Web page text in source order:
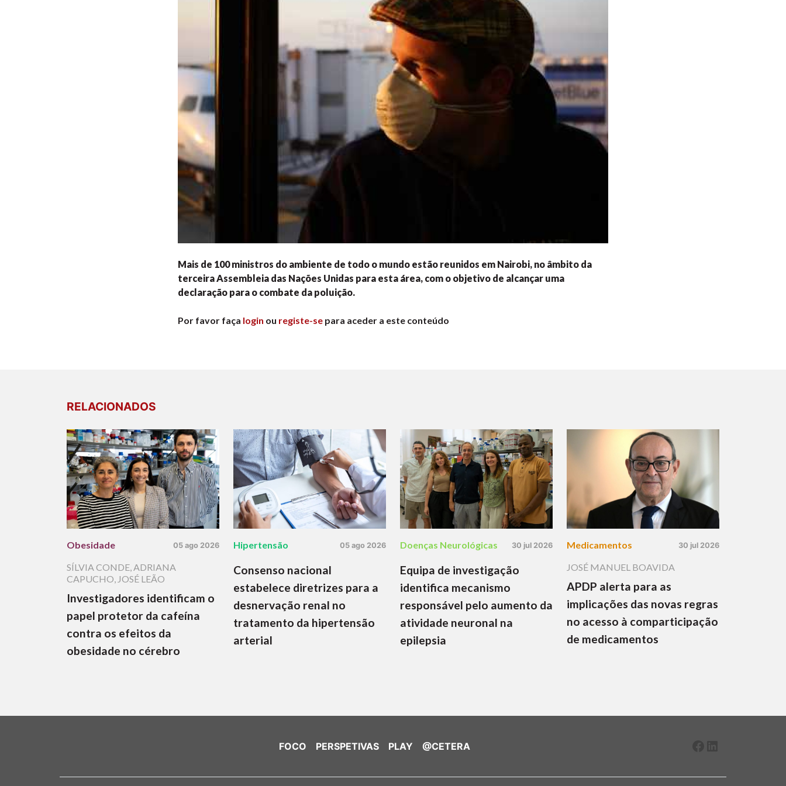
Mais de 100 ministros do ambiente de todo o mundo estão reunidos em Nairobi, no âmbito da
terceira Assembleia das Nações Unidas para esta área, com o objetivo de alcançar uma
declaração para o combate da poluição.
Por favor faça login ou registe-se para aceder a este conteúdo
RELACIONADOS
Obesidade 05 ago 2026
SÍLVIA CONDE,ADRIANA
CAPUCHO, JOSÉ LEÃO
Investigadores identificam o
papel protetor da cafeína
contra os efeitos da
obesidade no cérebro
Hipertensão 05 ago 2026
Consenso nacional
estabelece diretrizes para a
desnervação renal no
tratamento da hipertensão
arterial
Doenças Neurológicas 30 jul 2026
Equipa de investigação
identifica mecanismo
responsável pelo aumento da
atividade neuronal na
epilepsia
Medicamentos 30 jul 2026
JOSÉ MANUEL BOAVIDA
APDP alerta para as
implicações das novas regras
no acesso à comparticipação
de medicamentos
FOCO PERSPETIVAS PLAY @CETERA